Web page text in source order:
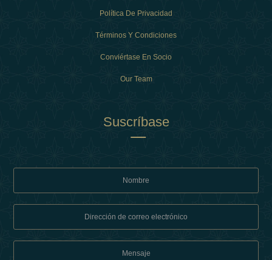
Política De Privacidad
Términos Y Condiciones
Conviértase En Socio
Our Team
Suscríbase